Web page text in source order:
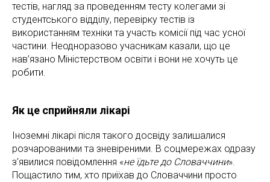
тестів, нагляд за проведенням тесту колегами зі
студентського відділу, перевірку тестів із
використанням техніки та участь комісії під час усної
частини. Неодноразово учасникам казали, що це
нав’язано Міністерством освіти і вони не хочуть це
робити.
Як це сприйняли лікарі
Іноземні лікарі після такого досвіду залишалися
розчарованими та зневіреними. В соцмережах одразу
з’явилися повідомлення «не їдьте до Словаччини».
Пощастило тим, хто приїхав до Словаччини просто